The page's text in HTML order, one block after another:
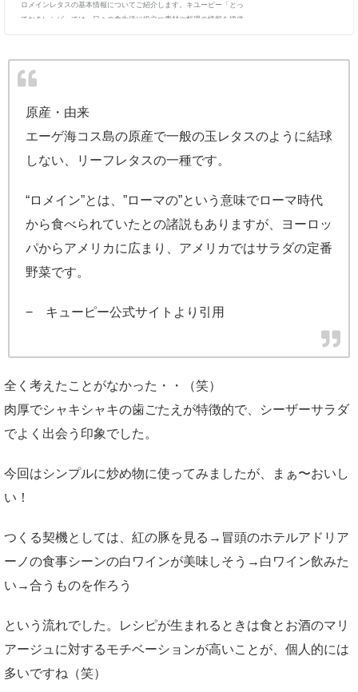
ロメインレタスの基本情報についてご紹介します。キユーピー「とっ
ておきレシピ」では、日々の食生活に役立つ素材や料理の情報を提供
原産・由来
エーゲ海コス島の原産で一般の玉レタスのように結球
しない、リーフレタスの一種です。
“ロメイン”とは、”ローマの”という意味でローマ時代
から食べられていたとの諸説もありますが、ヨーロッ
パからアメリカに広まり、アメリカではサラダの定番
野菜です。
− キューピー公式サイトより引用
全く考えたことがなかった・・（笑）
肉厚でシャキシャキの歯ごたえが特徴的で、シーザーサラダ
でよく出会う印象でした。
今回はシンプルに炒め物に使ってみましたが、まぁ〜おいし
い！
つくる契機としては、紅の豚を見る→冒頭のホテルアドリア
ーノの食事シーンの白ワインが美味しそう→白ワイン飲みた
い→合うものを作ろう
という流れでした。レシピが生まれるときは食とお酒のマリ
アージュに対するモチベーションが高いことが、個人的には
多いですね（笑）